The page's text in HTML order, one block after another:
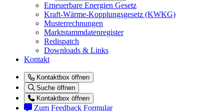
Erneuerbare Energien Gesetz
Kraft-Wärme-Kopplungsgesetz (KWKG)
Musterrechnungen
Marktstammdatenregister
Redispatch
Downloads & Links
Kontakt
Kontaktbox öffnen
Suche öffnen
Kontaktbox öffnen
Zum Feedback Formular